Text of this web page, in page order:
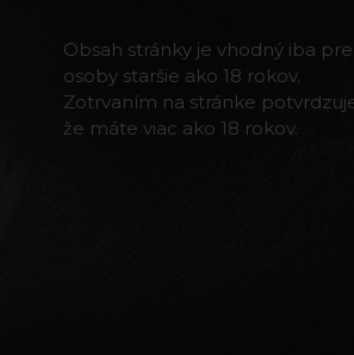
Obsah stránky je vhodný iba pre
osoby staršie ako 18 rokov.
Zotrvaním na stránke
že máte viac ako 18 rokov.